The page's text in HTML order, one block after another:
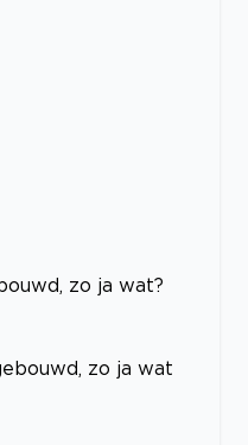
zo ja wat?
zo ja wat